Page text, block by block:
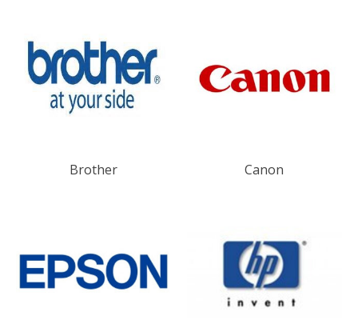
Brother Canon